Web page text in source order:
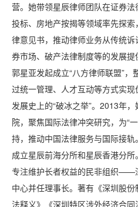
营。她带领星辰律师团队在证券
投标、房地产按揭等领域率先探
律意见书，推动律师业务从传统
券市场、破产法律制度等的发展提
郭星亚发起成立“八方律师联盟”
过统一管理、人才互动等方式实
发展史上的“破冰之举”。2013年
院，聚焦国际法律冲突研究，为“
持，推动中国法律服务与国际接
成立星辰前海分所和星辰香港分
专注维护长者权益的民非组织——
中心并任理事长。著有《深圳股
法释义》《深圳特区涉外经济合